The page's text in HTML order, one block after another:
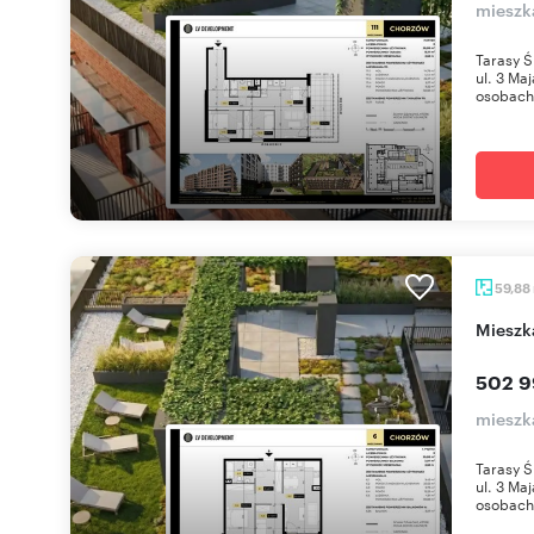
Tarasy
ul. 3
59,88
502
Tarasy
ul. 3